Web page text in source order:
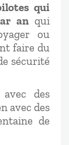
qui
anqui
ou
faire du
sécurité
des
avec des
de